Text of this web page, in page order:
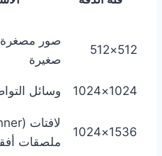
512×512
صور
صغيرة
1024×1024 وسائل
1536×1024
ملصقات